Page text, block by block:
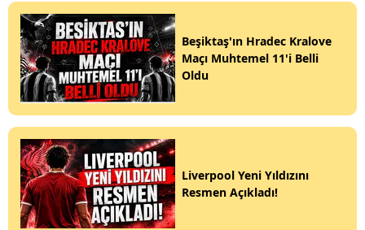
Beşiktaş'ın Hradec Kralove
Maçı Muhtemel 11'i Belli
Oldu
Liverpool Yeni Yıldızını
Resmen Açıkladı!